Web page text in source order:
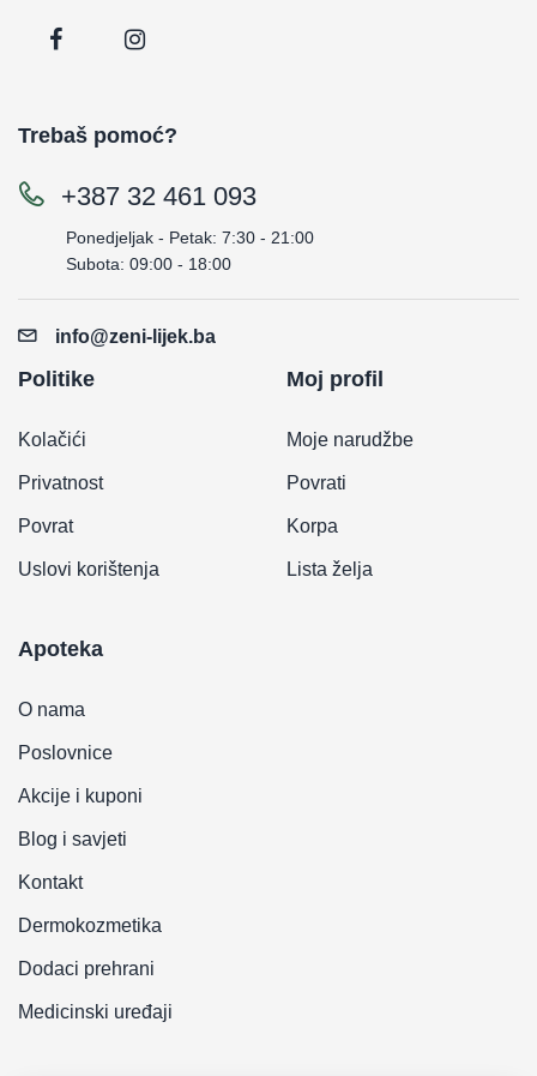
Trebaš pomoć?
+387 32 461 093
Ponedjeljak - Petak: 7:30 - 21:00
Subota: 09:00 - 18:00
info@zeni-lijek.ba
Politike
Kolačići
Privatnost
Povrat
Uslovi korištenja
Moj profil
Moje narudžbe
Povrati
Korpa
Lista želja
Apoteka
O nama
Poslovnice
Akcije i kuponi
Blog i savjeti
Kontakt
Dermokozmetika
Dodaci prehrani
Medicinski uređaji